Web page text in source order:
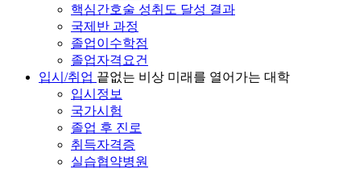
핵심간호술 성취도 달성 결과
국제반 과정
졸업이수학점
졸업자격요건
입시/취업 끝없는 비상 미래를 열어가는 대학
입시정보
국가시험
졸업 후 진로
취득자격증
실습협약병원